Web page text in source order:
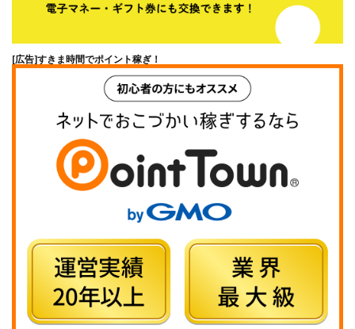
[広告]すきま時間でポイント稼ぎ！